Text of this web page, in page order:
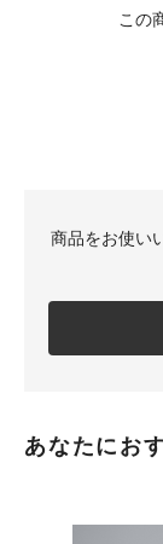
この
商品をお使い
あなたにお